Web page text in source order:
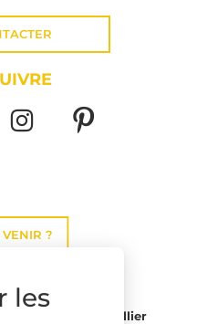
?
Montpellier
les